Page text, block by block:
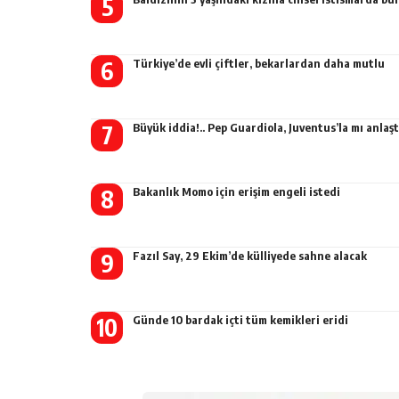
Türkiye’de evli çiftler, bekarlardan daha mutlu
Büyük iddia!.. Pep Guardiola, Juventus’la mı
Bakanlık Momo için erişim engeli istedi
Fazıl Say, 29 Ekim’de külliyede sahne alacak
Günde 10 bardak içti tüm kemikleri eridi